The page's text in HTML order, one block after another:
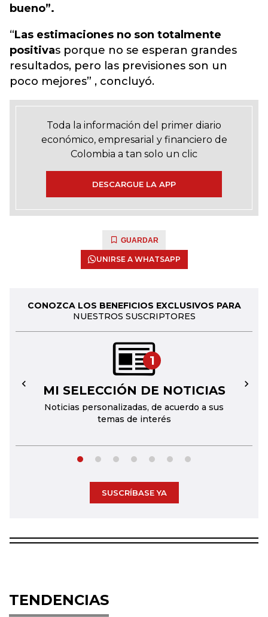
bueno”.
“Las estimaciones no son totalmente
positivas porque no se esperan grandes
resultados, pero las previsiones son un
poco mejores” , concluyó.
Toda la información del primer diario
económico, empresarial y financiero de
Colombia a tan solo un clic
DESCARGUE LA APP
GUARDAR
UNIRSE A WHATSAPP
CONOZCA LOS BENEFICIOS EXCLUSIVOS PARA
NUESTROS SUSCRIPTORES
1
MI SELECCIÓN DE NOTICIAS
Noticias personalizadas, de acuerdo a sus
temas de interés
← →
SUSCRÍBASE YA
TENDENCIAS